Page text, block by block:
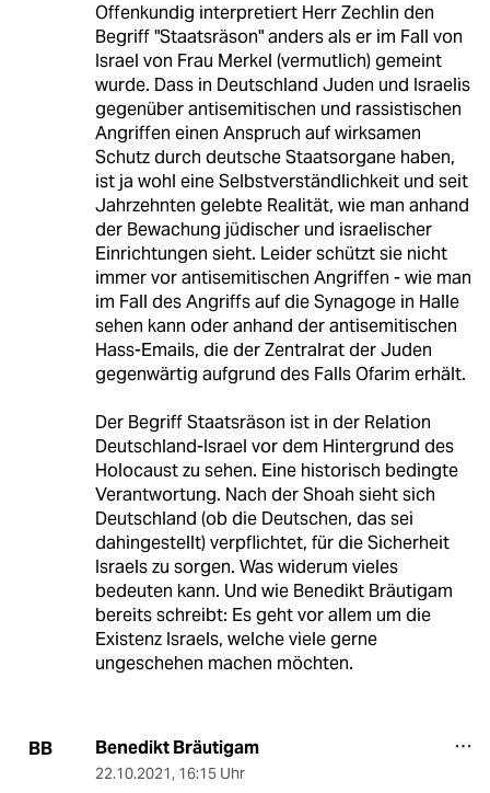
Offenkundig interpretiert Herr Zechlin den
Begriff "Staatsräson" anders als er im Fall von
Israel von Frau Merkel (vermutlich) gemeint
wurde. Dass in Deutschland Juden und Israelis
gegenüber antisemitischen und rassistischen
Angriffen einen Anspruch auf wirksamen
Schutz durch deutsche Staatsorgane haben,
ist ja wohl eine Selbstverständlichkeit und seit
Jahrzehnten gelebte Realität, wie man anhand
der Bewachung jüdischer und israelischer
Einrichtungen sieht. Leider schützt sie nicht
immer vor antisemitischen Angriffen - wie man
im Fall des Angriffs auf die Synagoge in Halle
sehen kann oder anhand der antisemitischen
Hass-Emails, die der Zentralrat der Juden
gegenwärtig aufgrund des Falls Ofarim erhält.
Der Begriff Staatsräson ist in der Relation
Deutschland-Israel vor dem Hintergrund des
Holocaust zu sehen. Eine historisch bedingte
Verantwortung. Nach der Shoah sieht sich
Deutschland (ob die Deutschen, das sei
dahingestellt) verpflichtet, für die Sicherheit
Israels zu sorgen. Was widerum vieles
bedeuten kann. Und wie Benedikt Bräutigam
bereits schreibt: Es geht vor allem um die
Existenz Israels, welche viele gerne
ungeschehen machen möchten.
BB Benedikt Bräutigam
22.10.2021, 16:15 Uhr